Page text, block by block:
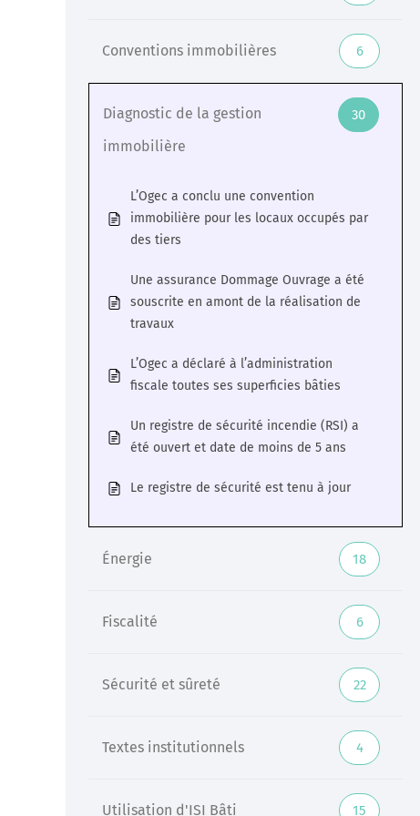
Veille
Une veille réglementaire assurée par une équipe
d’experts
Conventions immobilières 6
Diagnostic de la gestion
immobilière
30
L’Ogec a conclu une convention
immobilière pour les locaux occupés par
des tiers
Une assurance Dommage Ouvrage a été
souscrite en amont de la réalisation de
travaux
L’Ogec a déclaré à l’administration
fiscale toutes ses superficies bâties
Un registre de sécurité incendie (RSI) a
été ouvert et date de moins de 5 ans
Le registre de sécurité est tenu à jour
Énergie 18
Fiscalité 6
Sécurité et sûreté 22
Textes institutionnels 4
Utilisation d'ISI Bâti 15